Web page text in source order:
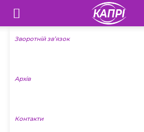
Телебачення
«Капрі»
Новини
Зворотній зв’язок
Архів
Контакти